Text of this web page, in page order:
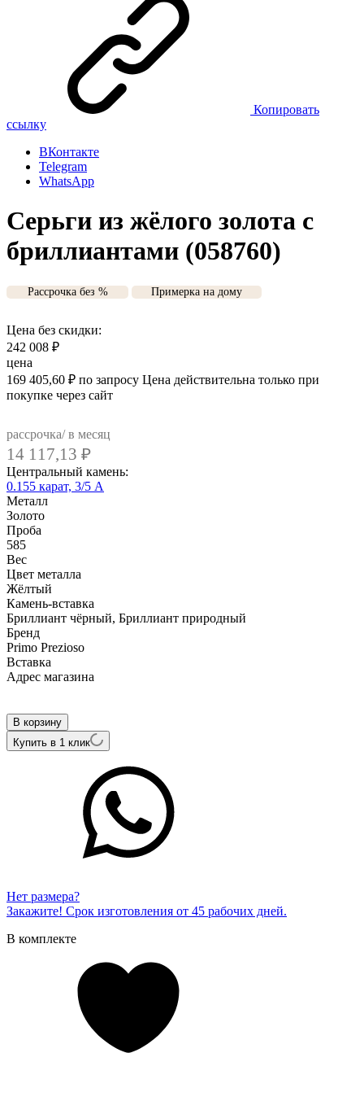
Копировать
ссылку
ВКонтакте
Telegram
WhatsApp
Серьги из жёлого золота с
бриллиантами (058760)
Рассрочка без % Примерка на дому
Цена без скидки:
242 008 ₽
цена
169 405,60 ₽ по запросу Цена действительна только при
покупке через сайт
рассрочка/ в месяц
14 117,13 ₽
Центральный камень:
0.155 карат, 3/5 А
Металл
Золото
Проба
585
Вес
Цвет металла
Жёлтый
Камень-вставка
Бриллиант чёрный, Бриллиант природный
Бренд
Primo Prezioso
Вcтавка
Адрес магазина
В корзину
Купить в 1 клик
Нет размера?
Закажите! Срок изготовления от 45 рабочих дней.
В комплекте